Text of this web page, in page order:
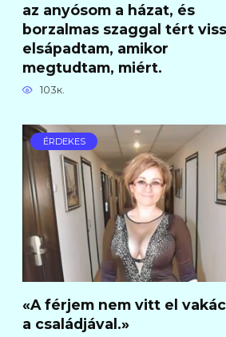
az anyósom a házat, és
borzalmas szaggal tért
elsápadtam, amikor
megtudtam, miért.
103к.
ÉRDEKES
«A férjem nem vitt el
a családjával.»